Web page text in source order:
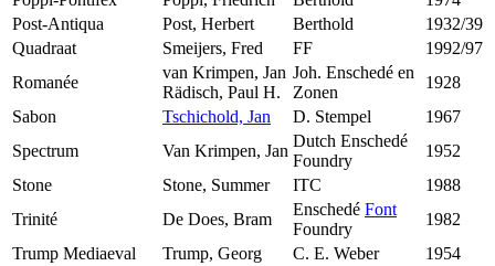
Post-Antiqua
Post, Herbert Berthold
1932/39
Quadraat
Smeijers, Fred FF
1992/97
Romanée
van Krimpen, Jan
Rädisch, Paul H.
Joh. Enschedé en
Zonen
1928
Sabon
Tschichold, Jan D. Stempel
1967
Spectrum
Van Krimpen, Jan
Dutch Enschedé
Foundry
1952
Stone
Stone, Summer ITC
1988
Trinité
De Does, Bram
Enschedé Font
Foundry
1982
Trump Mediaeval
Trump, Georg C. E. Weber
1954